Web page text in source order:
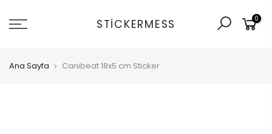
git
STICKERMESS 0
Ana Sayfa Canibeat 18x5 cm Sticker